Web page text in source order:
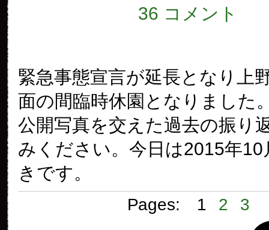
36 コメント
緊急事態宣言が延長となり上
面の間臨時休園となりました
公開写真を交えた過去の振り
みください。今日は2015年10
きです。
Pages: 1 2 3